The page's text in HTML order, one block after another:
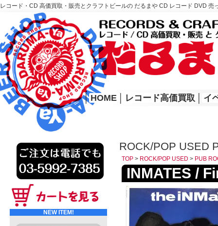
レコード・CD 高価買取・販売とクラフトビールの だるまや CD レコード DVD
レコード高価買取はこちら
HOME
│ HOME レコード高価買取 イ
NEW ITEM!
ROCK/POP USED
TOP > ROCK/POP USED > PUB
INMATES /